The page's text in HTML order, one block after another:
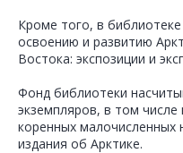
Кроме того, в
освоению и развитию
Востока: экспозиции и
Фонд библиотеки
экземпляров, в том числе
коренных малочисленных
издания об Арктике.